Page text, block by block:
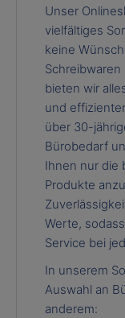
Unser
vielfältiges
keine
bieten wir
und
über 30-
Bürobedarf
Ihnen nur die
Produkte
Werte,
Service bei
In unserem
Auswahl an
anderem: